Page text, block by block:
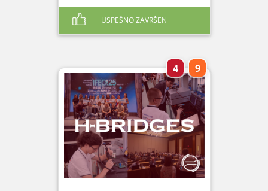
USPEŠNO ZAVRŠEN
4 9